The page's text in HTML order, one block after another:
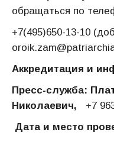
обращаться по
+7(495)650-13-10
Аккредитация и
Пресс-служба:
Николаевич, +7
Дата и место